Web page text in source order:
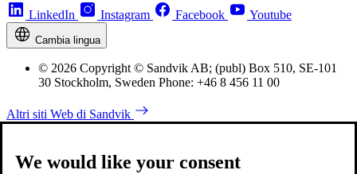
LinkedIn
Instagram Facebook Youtube
Cambia lingua
© 2026 Copyright © Sandvik AB; (publ) Box 510, SE-101
30 Stockholm, Sweden Phone: +46 8 456 11 00
Altri siti Web di Sandvik
We would like your consent